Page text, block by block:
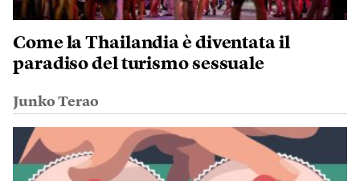
Come la Thailandia è diventata il
paradiso del turismo sessuale
Junko Terao